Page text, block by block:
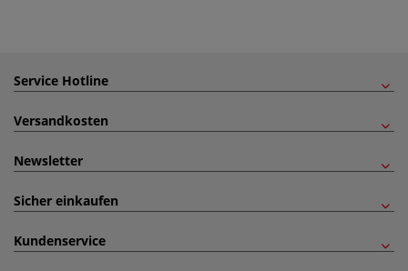
Service Hotline
Versandkosten
Newsletter
Sicher einkaufen
Kundenservice